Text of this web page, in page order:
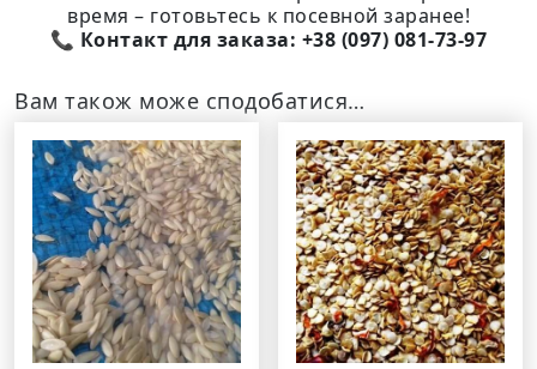
время – готовьтесь к посевной заранее!
📞 Контакт для заказа: +38 (097) 081-73-97
Вам також може сподобатися…